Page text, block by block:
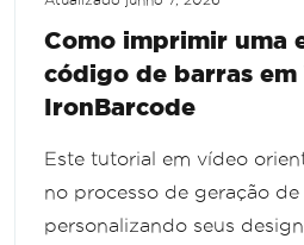
Como imprimir uma
código de barras em
IronBarcode
Este tutorial em vídeo
no processo de geração
personalizando seus